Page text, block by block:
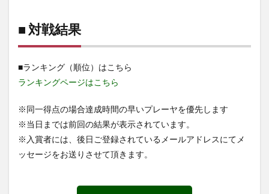
■ 対戦結果
■ランキング（順位）はこちら
ランキングページはこちら
※同一得点の場合達成時間の早いプレーヤを優先します
※当日までは前回の結果が表示されています。
※入賞者には、後日ご登録されているメールアドレスにてメ
ッセージをお送りさせて頂きます。